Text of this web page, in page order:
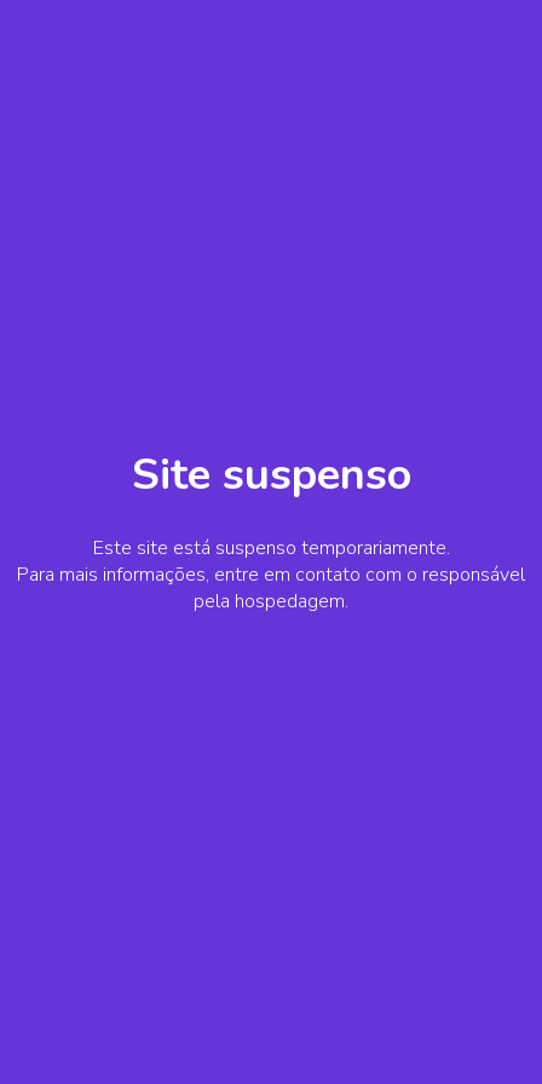
Site suspenso
Este site está suspenso temporariamente.
Para mais informações, entre em contato com o responsável
pela hospedagem.